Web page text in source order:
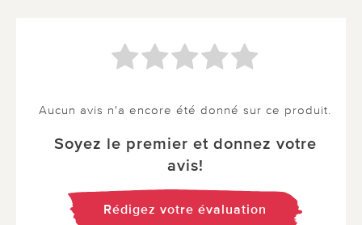
Aucun avis n'a encore été donné sur ce produit.
Soyez le premier et donnez votre
avis!
Rédigez votre évaluation